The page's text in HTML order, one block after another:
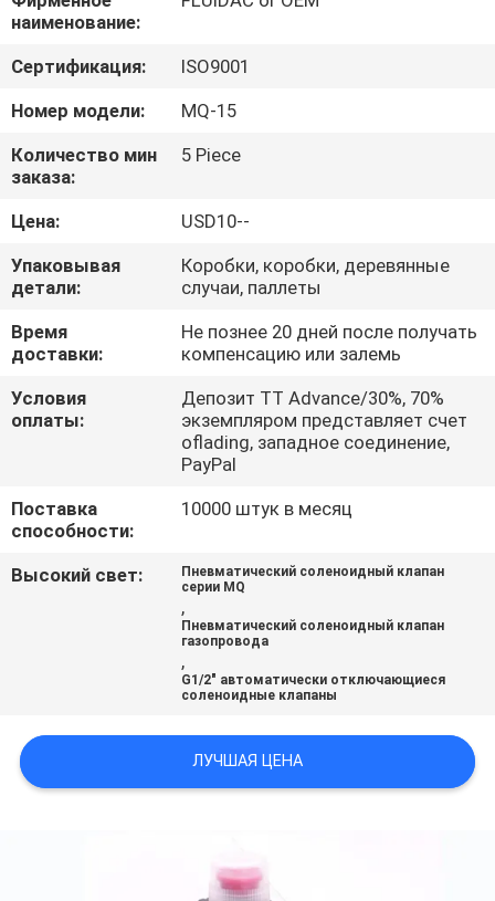
ПУТЕШЕСТВИЕ
ФАБРИКИ
ПРОВЕРКА
КАЧЕСТВА
СВЯЖИТЕСЬ
МЫ
СПРОСИТЕ
ЦИТАТУ
SHOW
КАРТА
наименование:
Сертификация:
ISO9001
Номер модели:
MQ-15
Количество мин
заказа:
5 Piece
Цена:
USD10--
Упаковывая
детали:
Коробки, коробки, деревянные
случаи, паллеты
Время
доставки:
Не познее 20 дней после получать
компенсацию или залемь
Условия
оплаты:
Депозит TT Advance/30%, 70%
экземпляром представляет счет
oflading, западное соединение,
PayPal
Поставка
способности:
10000 штук в месяц
Высокий свет:
Пневматический соленоидный клапан
серии MQ
,
Пневматический соленоидный клапан
газопровода
,
G1/2" автоматически отключающиеся
соленоидные клапаны
ЛУЧШАЯ ЦЕНА